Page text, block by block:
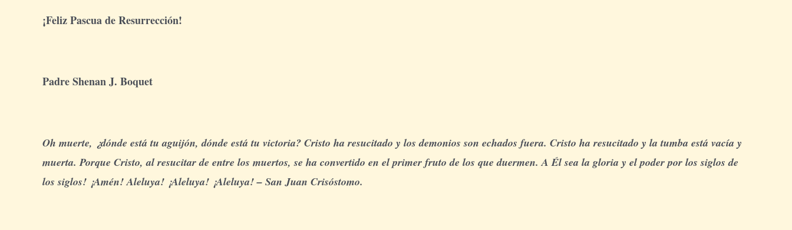
¡Feliz Pascua de Resurrección!
Padre Shenan J. Boquet
Oh muerte, ¿dónde está tu aguijón, dónde está tu victoria? Cristo ha resucitado y los demonios son echados fuera. Cristo ha resucitado y la tumba está vacía y
muerta. Porque Cristo, al resucitar de entre los muertos, se ha convertido en el primer fruto de los que duermen. A Él sea la gloria y el poder por los siglos de
los siglos! ¡Amén! Aleluya! ¡Aleluya! ¡Aleluya! – San Juan Crisóstomo.